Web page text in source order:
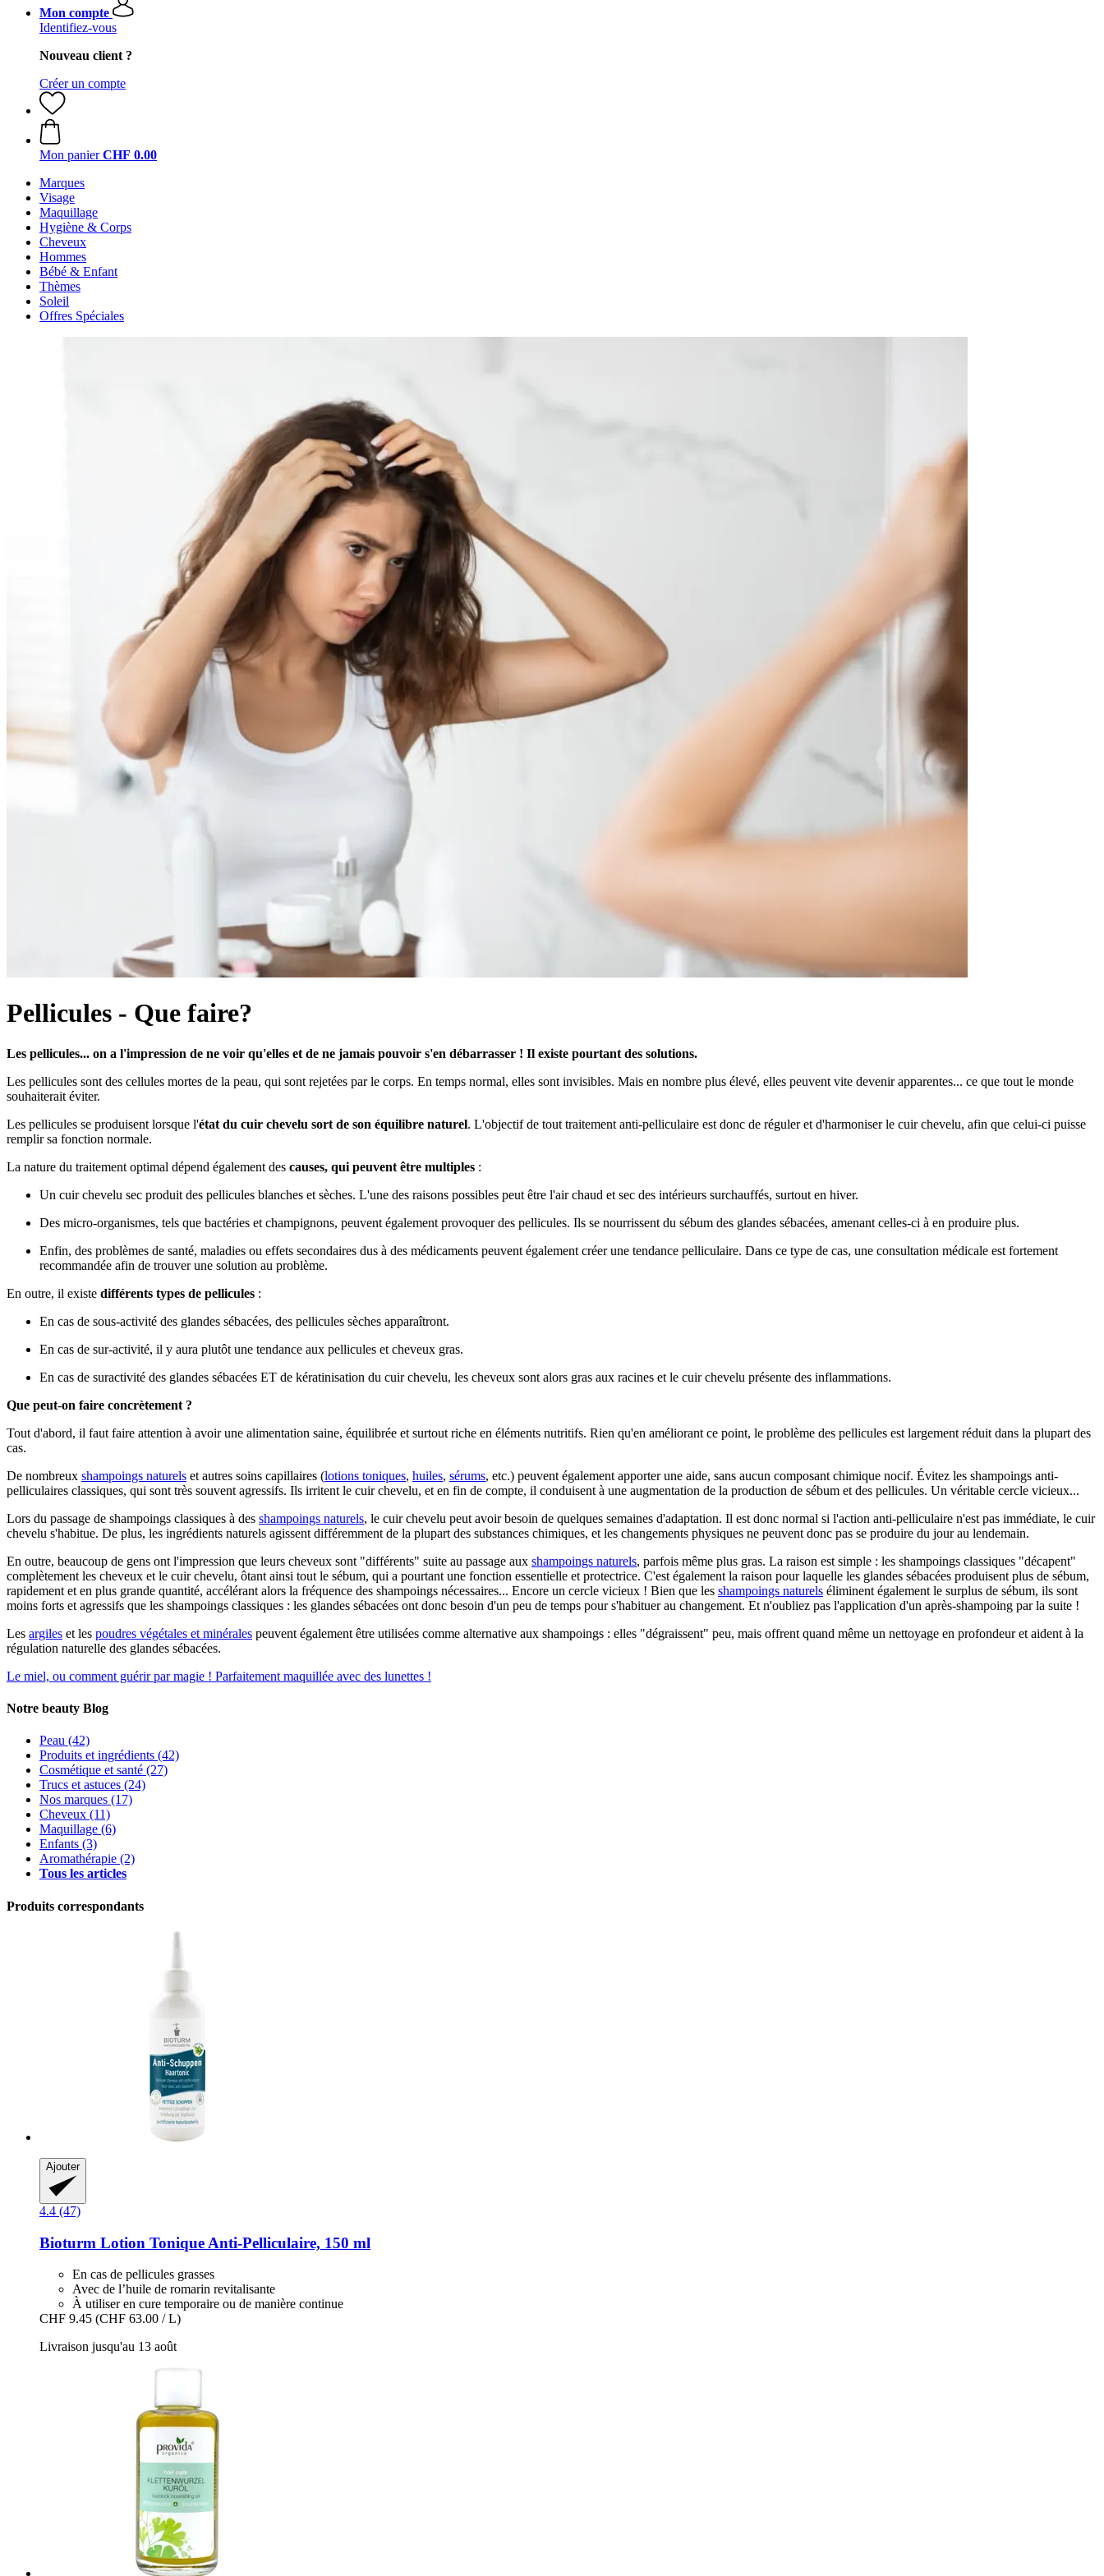
Mon compte
Identifiez-vous
Nouveau client ?
Créer un compte
Mon panier CHF 0.00
Marques
Visage
Maquillage
Hygiène & Corps
Cheveux
Hommes
Bébé & Enfant
Thèmes
Soleil
Offres Spéciales
Pellicules - Que faire?
Les pellicules... on a l'impression de ne voir qu'elles et de ne jamais pouvoir s'en débarrasser ! Il existe pourtant des solutions.​
Les pellicules sont des cellules mortes de la peau, qui sont rejetées par le corps. En temps normal, elles sont invisibles. Mais en nombre plus élevé, elles peuvent vite devenir apparentes... ce que tout le monde
souhaiterait éviter.
Les pellicules se produisent lorsque l'état du cuir chevelu sort de son équilibre naturel. L'objectif de tout traitement anti-pelliculaire est donc de réguler et d'harmoniser le cuir chevelu, afin que celui-ci puisse
remplir sa fonction normale.
La nature du traitement optimal dépend également des causes, qui peuvent être multiples :
Un cuir chevelu sec produit des pellicules blanches et sèches. L'une des raisons possibles peut être l'air chaud et sec des intérieurs surchauffés, surtout en hiver.
Des micro-organismes, tels que bactéries et champignons, peuvent également provoquer des pellicules. Ils se nourrissent du sébum des glandes sébacées, amenant celles-ci à en produire plus.
Enfin, des problèmes de santé, maladies ou effets secondaires dus à des médicaments peuvent également créer une tendance pelliculaire. Dans ce type de cas, une consultation médicale est fortement
recommandée afin de trouver une solution au problème.
En outre, il existe différents types de pellicules :
En cas de sous-activité des glandes sébacées, des pellicules sèches apparaîtront.
En cas de sur-activité, il y aura plutôt une tendance aux pellicules et cheveux gras.
En cas de suractivité des glandes sébacées ET de kératinisation du cuir chevelu, les cheveux sont alors gras aux racines et le cuir chevelu présente des inflammations.
Que peut-on faire concrètement ?
Tout d'abord, il faut faire attention à avoir une alimentation saine, équilibrée et surtout riche en éléments nutritifs. Rien qu'en améliorant ce point, le problème des pellicules est largement réduit dans la plupart des
cas.
De nombreux shampoings naturels et autres soins capillaires (lotions toniques, huiles, sérums, etc.) peuvent également apporter une aide, sans aucun composant chimique nocif. Évitez les shampoings anti-
pelliculaires classiques, qui sont très souvent agressifs. Ils irritent le cuir chevelu, et en fin de compte, il conduisent à une augmentation de la production de sébum et des pellicules. Un véritable cercle vicieux...
Lors du passage de shampoings classiques à des shampoings naturels, le cuir chevelu peut avoir besoin de quelques semaines d'adaptation. Il est donc normal si l'action anti-pelliculaire n'est pas immédiate, le cuir
chevelu s'habitue. De plus, les ingrédients naturels agissent différemment de la plupart des substances chimiques, et les changements physiques ne peuvent donc pas se produire du jour au lendemain.
En outre, beaucoup de gens ont l'impression que leurs cheveux sont "différents" suite au passage aux shampoings naturels, parfois même plus gras. La raison est simple : les shampoings classiques "décapent"
complètement les cheveux et le cuir chevelu, ôtant ainsi tout le sébum, qui a pourtant une fonction essentielle et protectrice. C'est également la raison pour laquelle les glandes sébacées produisent plus de sébum,
rapidement et en plus grande quantité, accélérant alors la fréquence des shampoings nécessaires... Encore un cercle vicieux ! Bien que les shampoings naturels éliminent également le surplus de sébum, ils sont
moins forts et agressifs que les shampoings classiques : les glandes sébacées ont donc besoin d'un peu de temps pour s'habituer au changement. Et n'oubliez pas l'application d'un après-shampoing par la suite !
Les argiles et les poudres végétales et minérales peuvent également être utilisées comme alternative aux shampoings : elles "dégraissent" peu, mais offrent quand même un nettoyage en profondeur et aident à la
régulation naturelle des glandes sébacées.
Le miel, ou comment guérir par magie ! Parfaitement maquillée avec des lunettes !
Notre beauty Blog
Peau (42)
Produits et ingrédients (42)
Cosmétique et santé (27)
Trucs et astuces (24)
Nos marques (17)
Cheveux (11)
Maquillage (6)
Enfants (3)
Aromathérapie (2)
Tous les articles
Produits correspondants
Ajouter
4.4 (47)
Bioturm Lotion Tonique Anti-​Pelliculaire, 150 ml
En cas de pellicules grasses
Avec de l’huile de romarin revitalisante
À utiliser en cure temporaire ou de manière continue
CHF 9.45 (CHF 63.00 / L)
Livraison jusqu'au 13 août